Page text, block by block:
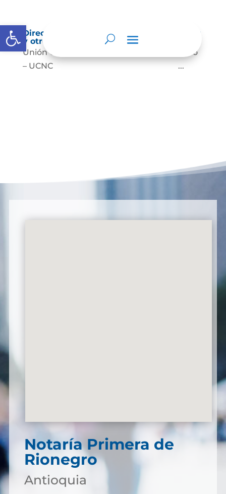
Abrir barra de herramientas
Directorio de agremiaciones, asociaciones
y otros grupos de interés
Unión Colegiada de Notariado Colombiano
– UCNC ...
Notaría Primera de
Rionegro
Antioquia